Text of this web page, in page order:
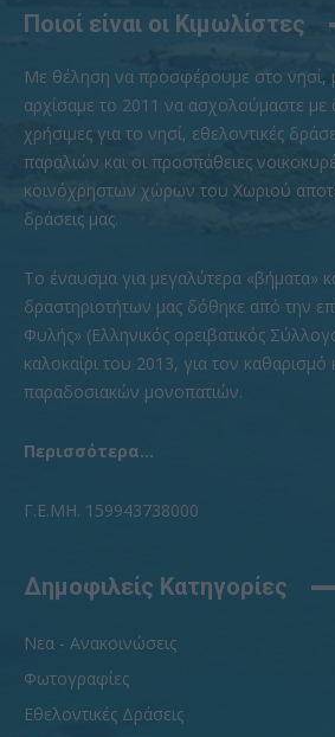
Ποιοί είναι οι Κιμωλίστες
Με θέληση να προσφέρουμε στο νησί,
αρχίσαμε το 2011 να ασχολούμαστε
χρήσιμες για το νησί, εθελοντικές
παραλιών και οι προσπάθειες
κοινόχρηστων χώρων του Χωριού
δράσεις μας.
To έναυσμα για μεγαλύτερα «βήματα»
δραστηριοτήτων μας δόθηκε από την
Φυλής» (Ελληνικός ορειβατικός
καλοκαίρι του 2013, για τον
παραδοσιακών μονοπατιών.
Περισσότερα...
Γ.Ε.ΜΗ. 159943738000
Δημοφιλείς Κατηγορίες
Νεα - Ανακοινώσεις
Φωτογραφίες
Εθελοντικές Δράσεις